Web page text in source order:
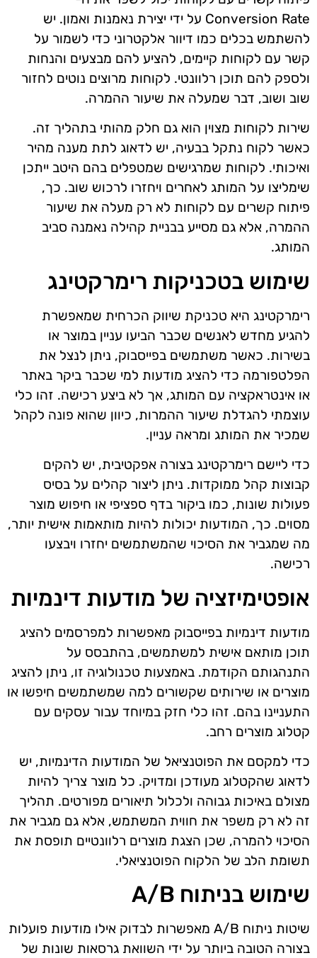
Conversion Rate על ידי יצירת נאמנות ואמון. יש
להשתמש בכלים כמו דיוור אלקטרוני כדי לשמור על
קשר עם לקוחות קיימים, להציע להם מבצעים והנחות
ולספק להם תוכן רלוונטי. לקוחות מרוצים נוטים לחזור
שוב ושוב, דבר שמעלה את שיעור ההמרה.
שירות לקוחות מצוין הוא גם חלק מהותי בתהליך זה.
כאשר לקוח נתקל בבעיה, יש לדאוג לתת מענה מהיר
ואיכותי. לקוחות שמרגישים שמטפלים בהם היטב ייתכן
שימליצו על המותג לאחרים ויחזרו לרכוש שוב. כך,
פיתוח קשרים עם לקוחות לא רק מעלה את שיעור
ההמרה, אלא גם מסייע בבניית קהילה נאמנה סביב
המותג.
שימוש בטכניקות רימרקטינג
רימרקטינג היא טכניקת שיווק הכרחית שמאפשרת
להגיע מחדש לאנשים שכבר הביעו עניין במוצר או
בשירות. כאשר משתמשים בפייסבוק, ניתן לנצל את
הפלטפורמה כדי להציג מודעות למי שכבר ביקר באתר
או אינטראקציה עם המותג, אך לא ביצע רכישה. זהו כלי
עוצמתי להגדלת שיעור ההמרות, כיוון שהוא פונה לקהל
שמכיר את המותג ומראה עניין.
כדי ליישם רימרקטינג בצורה אפקטיבית, יש להקים
קבוצות קהל ממוקדות. ניתן ליצור קהלים על בסיס
פעולות שונות, כמו ביקור בדף ספציפי או חיפוש מוצר
מסוים. כך, המודעות יכולות להיות מותאמות אישית יותר,
מה שמגביר את הסיכוי שהמשתמשים יחזרו ויבצעו
רכישה.
אופטימיזציה של מודעות דינמיות
מודעות דינמיות בפייסבוק מאפשרות למפרסמים להציג
תוכן מותאם אישית למשתמשים, בהתבסס על
התנהגותם הקודמת. באמצעות טכנולוגיה זו, ניתן להציג
מוצרים או שירותים שקשורים למה שמשתמשים חיפשו או
התעניינו בהם. זהו כלי חזק במיוחד עבור עסקים עם
קטלוג מוצרים רחב.
כדי למקסם את הפוטנציאל של המודעות הדינמיות, יש
לדאוג שהקטלוג מעודכן ומדויק. כל מוצר צריך להיות
מצולם באיכות גבוהה ולכלול תיאורים מפורטים. תהליך
זה לא רק משפר את חווית המשתמש, אלא גם מגביר את
הסיכוי להמרה, שכן הצגת מוצרים רלוונטיים תופסת את
תשומת הלב של הלקוח הפוטנציאלי.
שימוש בניתוח A/B
שיטות ניתוח A/B מאפשרות לבדוק אילו מודעות פועלות
בצורה הטובה ביותר על ידי השוואת גרסאות שונות של